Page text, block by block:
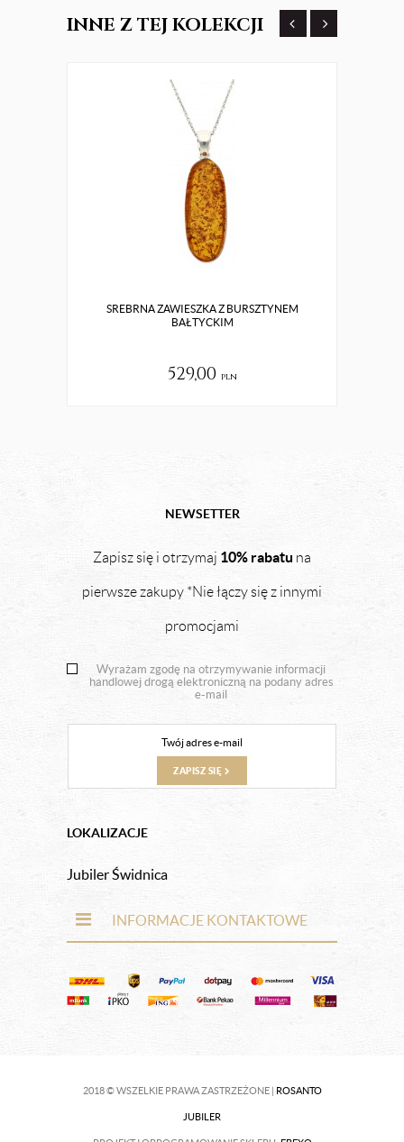
INNE Z TEJ KOLEKCJI
SREBRNA ZAWIESZKA Z BURSZTYNEM
BAŁTYCKIM
529,00 pln
NEWSETTER
Zapisz się i otrzymaj 10% rabatu na
pierwsze zakupy *Nie łączy się z innymi
promocjami
Wyrażam zgodę na otrzymywanie informacji
handlowej drogą elektroniczną na podany adres
e-mail
ZAPISZ SIĘ
LOKALIZACJE
Jubiler Świdnica
INFORMACJE KONTAKTOWE
2018 © WSZELKIE PRAWA ZASTRZEŻONE | ROSANTO
JUBILER